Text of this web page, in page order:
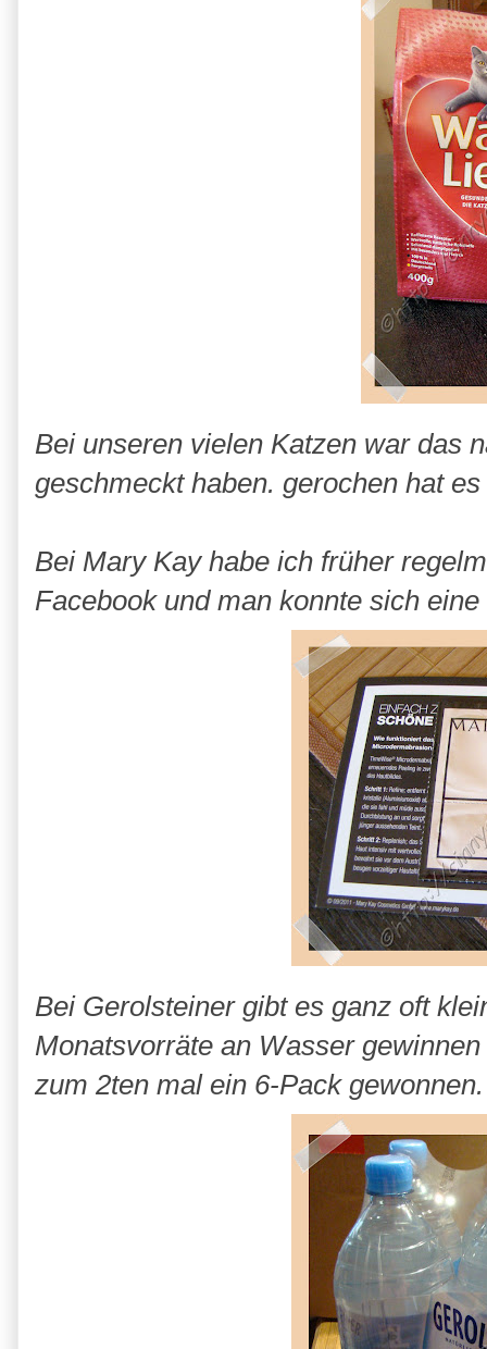
Bei unseren vielen Katzen war das
geschmeckt haben. gerochen hat
Bei Mary Kay habe ich früher
Facebook und man konnte sich
Bei Gerolsteiner gibt es ganz oft
Monatsvorräte an Wasser
zum 2ten mal ein 6-Pack gewonnen.